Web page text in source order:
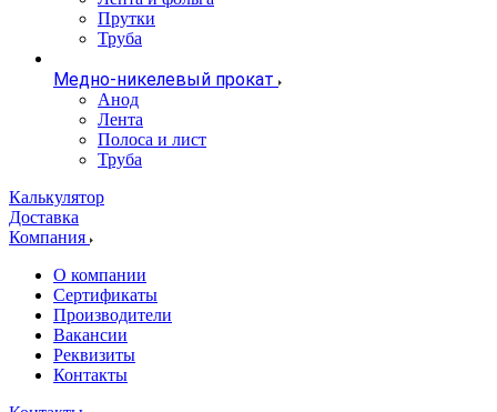
Прутки
Труба
Медно-никелевый прокат
Анод
Лента
Полоса и лист
Труба
Калькулятор
Доставка
Компания
О компании
Сертификаты
Производители
Вакансии
Реквизиты
Контакты